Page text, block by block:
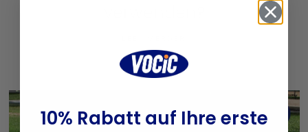
10% Rabatt auf Ihre erste